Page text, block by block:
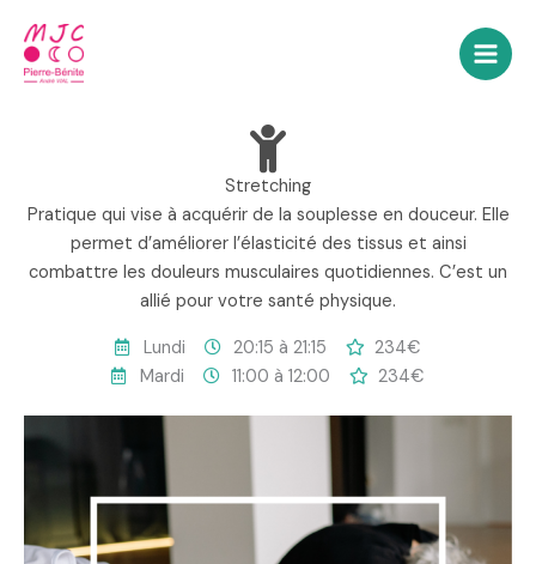
contenu
Stretching
Pratique qui vise à acquérir de la souplesse en douceur. Elle
permet d’améliorer l’élasticité des tissus et ainsi
combattre les douleurs musculaires quotidiennes. C’est un
allié pour votre santé physique.
Lundi 20:15 à 21:15
234€
Mardi
11:00 à 12:00 234€